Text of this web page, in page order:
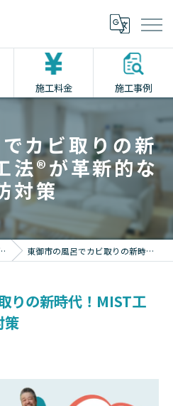
施工料金 施工事例
カビ取りの新
法®が革新的な
対策
東御市の風呂でカビ取りの新時代！MIST工法®が革新的な予防対策
りの新時代！MIST工
策